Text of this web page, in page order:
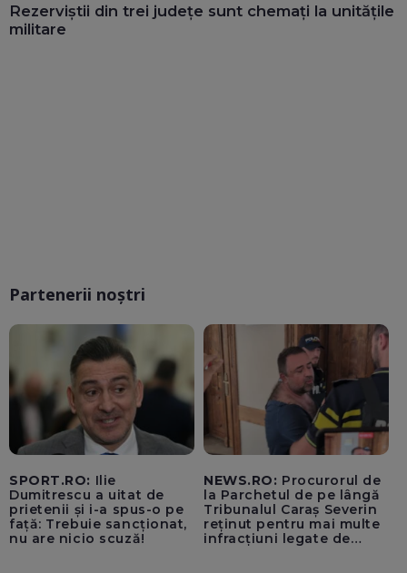
Rezerviștii din trei județe sunt chemați la unitățile
militare
Partenerii noștri
SPORT.RO: Ilie
Dumitrescu a uitat de
prietenii și i-a spus-o pe
față: Trebuie sancționat,
nu are nicio scuză!
NEWS.RO: Procurorul de
la Parchetul de pe lângă
Tribunalul Caraș Severin
reținut pentru mai multe
infracțiuni legate de